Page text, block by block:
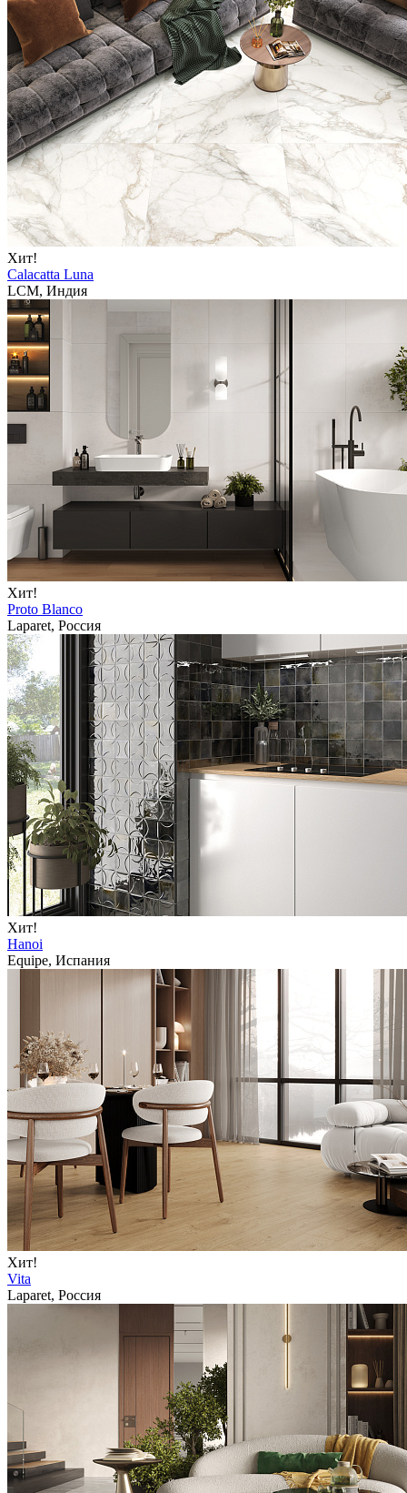
Хит!
Calacatta Luna
LCM, Индия
Хит!
Proto Blanco
Laparet, Россия
Хит!
Hanoi
Equipe, Испания
Хит!
Vita
Laparet, Россия